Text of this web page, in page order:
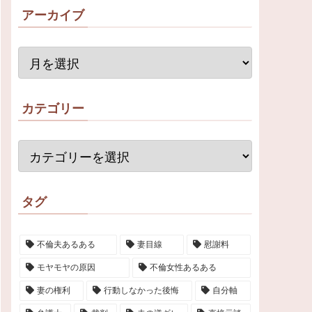
アーカイブ
カテゴリー
タグ
不倫夫あるある 妻目線 慰謝料
モヤモヤの原因 不倫女性あるある
妻の権利 行動しなかった後悔 自分軸